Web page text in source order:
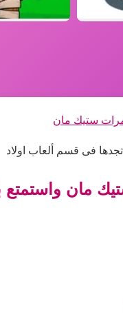
ستيك مان
فى قسم ألعاب اولاد
مان واستمتع